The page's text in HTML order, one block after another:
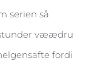
serien så
væædru
fordi